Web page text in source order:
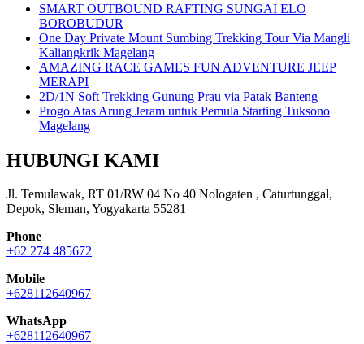
SMART OUTBOUND RAFTING SUNGAI ELO
BOROBUDUR
One Day Private Mount Sumbing Trekking Tour Via Mangli
Kaliangkrik Magelang
AMAZING RACE GAMES FUN ADVENTURE JEEP
MERAPI
2D/1N Soft Trekking Gunung Prau via Patak Banteng
Progo Atas Arung Jeram untuk Pemula Starting Tuksono
Magelang
HUBUNGI KAMI
Jl. Temulawak, RT 01/RW 04 No 40 Nologaten , Caturtunggal,
Depok, Sleman, Yogyakarta 55281
Phone
+62 274 485672
Mobile
+628112640967
WhatsApp
+628112640967